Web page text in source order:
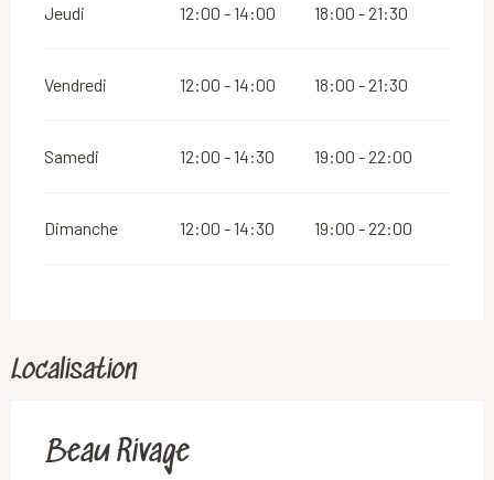
Jeudi 12:00 - 14:00 18:00 - 21:30
Vendredi 12:00 - 14:00 18:00 - 21:30
Samedi 12:00 - 14:30 19:00 - 22:00
Dimanche 12:00 - 14:30 19:00 - 22:00
Localisation
Beau Rivage